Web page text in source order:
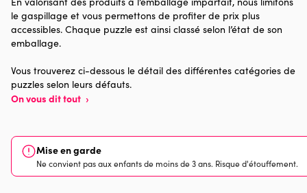
Provenance Made in France
Nombre de pièces 1000 pièces
Dimensions
le gaspillage et vous permettons de profiter de prix plus
accessibles. Chaque puzzle est ainsi classé selon l’état de son
emballage.
Vous trouverez ci-dessous le détail des différentes catégories de
puzzles selon leurs défauts.
On vous dit tout ›
Mise en garde
Ne convient pas aux enfants de moins de 3 ans. Risque d'étouffement.